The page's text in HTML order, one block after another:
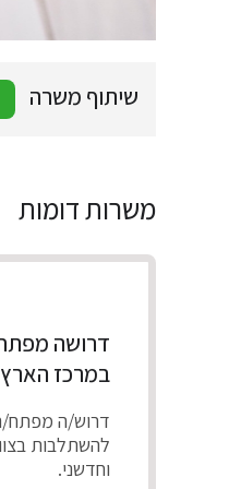
שיתוף משרה
משרות דומות
במרכז הארץ
להשתלבות
וחדשני.